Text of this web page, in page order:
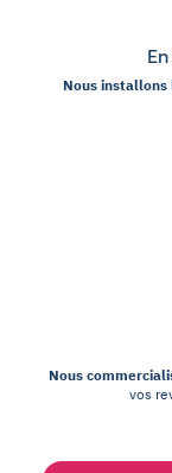
Nous installons
Nous
vos